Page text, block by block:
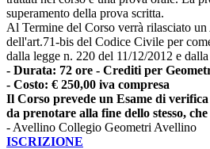
superamento della prova scritta.
Al Termine del Corso verrà rilasciato un
dell'art.71-bis del Codice Civile per
dalla legge n. 220 del 11/12/2012 e
- Durata: 72 ore - Crediti per
- Costo: € 250,00 iva compresa
Il Corso prevede un Esame di
da prenotare alla fine dello stesso,
- Avellino Collegio Geometri Avellino
ISCRIZIONE